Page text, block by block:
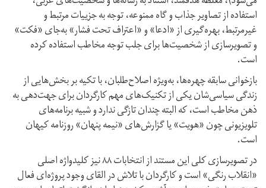
استفاده از تصاویر جذاب و گاه ممنوعه، توجه به جزییات مرتبط و
غیرمرتبط، بهره‌گیری از «ادعا» و «اعتراف تحت فشار» به‌جای «فکت»
و تصویرسازی از شخصیت‌ها برای جلب توجه مخاطب استفاده کرده
است.
بازخوانی سابقه چهره‌ها، به‌ویژه اصلاح‌طلبان، با تکیه بر بخش‌هایی از
زندگی سیاسی‌شان یکی از تکنیک‌های مهم کارگردان برای جهت‌دهی به
ذهن مخاطب است، که البته چندان تازگی ندارد و شبیه برنامه‌های
تلویزیونی چون «هویت» یا گزارش‌های «نیمه پنهان» روزنامه کیهان
است.
در تصویرسازی کلی این مستند از انتخابات ۸۸ نیز کلید‌واژه اصلی
«انقلاب رنگی» است و کارگردان با تلاش در القای وجود پروژه‌ای فعال